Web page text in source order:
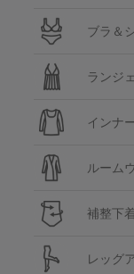
ブラ＆
ランジ
インナ
ルーム
補整下
レッグ